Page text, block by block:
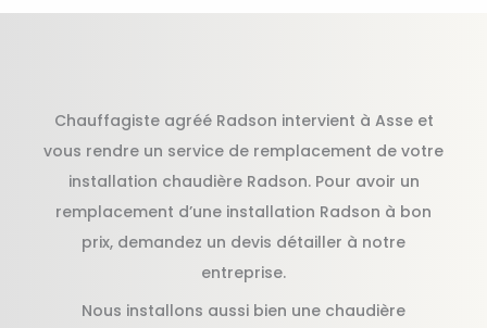
Chauffagiste agréé Radson intervient à Asse et
vous rendre un service de remplacement de votre
installation chaudière Radson. Pour avoir un
remplacement d’une installation Radson à bon
prix, demandez un devis détailler à notre
entreprise.
Nous installons aussi bien une chaudière